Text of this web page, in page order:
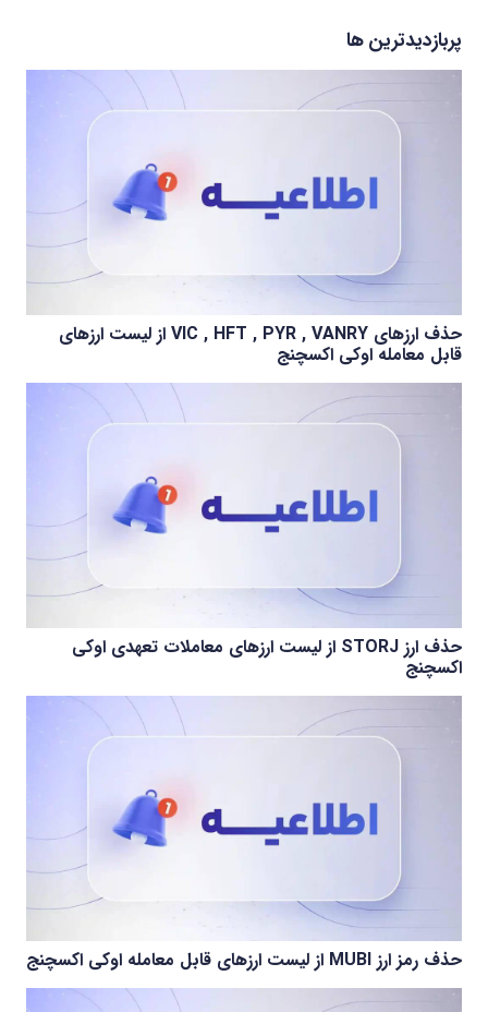
پربازدیدترین ها
حذف ارزهای VIC , HFT , PYR , VANRY از لیست ارزهای
قابل معامله اوکی اکسچنج
حذف ارز STORJ از لیست ارزهای معاملات تعهدی اوکی
اکسچنج
حذف رمز ارز MUBI از لیست ارزهای قابل معامله اوکی اکسچنج